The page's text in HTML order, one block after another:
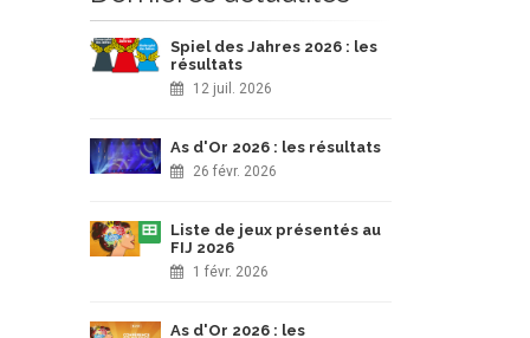
Spiel des Jahres 2026 : les
résultats
12 juil. 2026
As d'Or 2026 : les résultats
26 févr. 2026
Liste de jeux présentés au
FIJ 2026
1 févr. 2026
As d'Or 2026 : les